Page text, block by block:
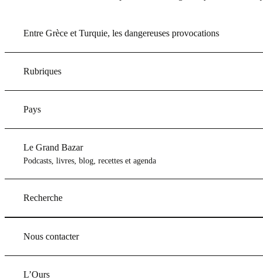
Entre Grèce et Turquie, les dangereuses provocations
Rubriques
Pays
Le Grand Bazar
Podcasts, livres, blog, recettes et agenda
Recherche
Nous contacter
L’Ours